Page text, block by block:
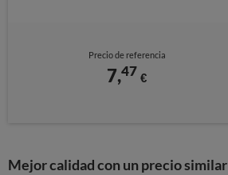
Precio de referencia
7,47 €
Mejor calidad con un precio similar